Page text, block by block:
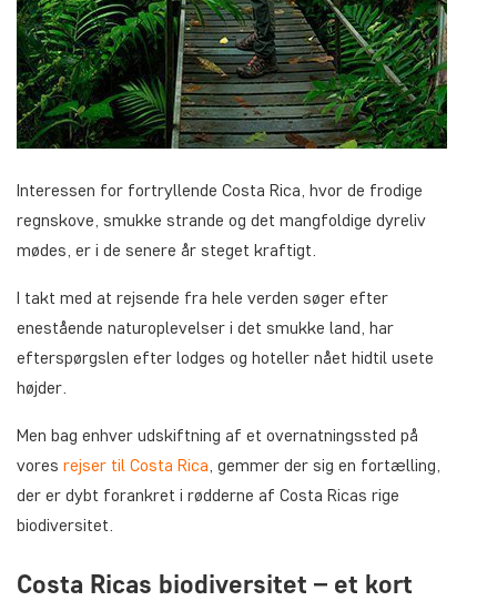
Interessen for fortryllende Costa Rica, hvor de frodige
regnskove, smukke strande og det mangfoldige dyreliv
mødes, er i de senere år steget kraftigt.
I takt med at rejsende fra hele verden søger efter
enestående naturoplevelser i det smukke land, har
efterspørgslen efter lodges og hoteller nået hidtil usete
højder.
Men bag enhver udskiftning af et overnatningssted på
vores rejser til Costa Rica, gemmer der sig en fortælling,
der er dybt forankret i rødderne af Costa Ricas rige
biodiversitet.
Costa Ricas biodiversitet – et kort